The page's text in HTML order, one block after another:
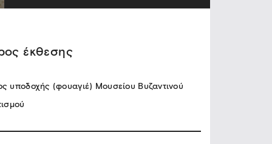
έκθεσης
υποδοχής (φουαγιέ) Μουσείου Βυζαντινού